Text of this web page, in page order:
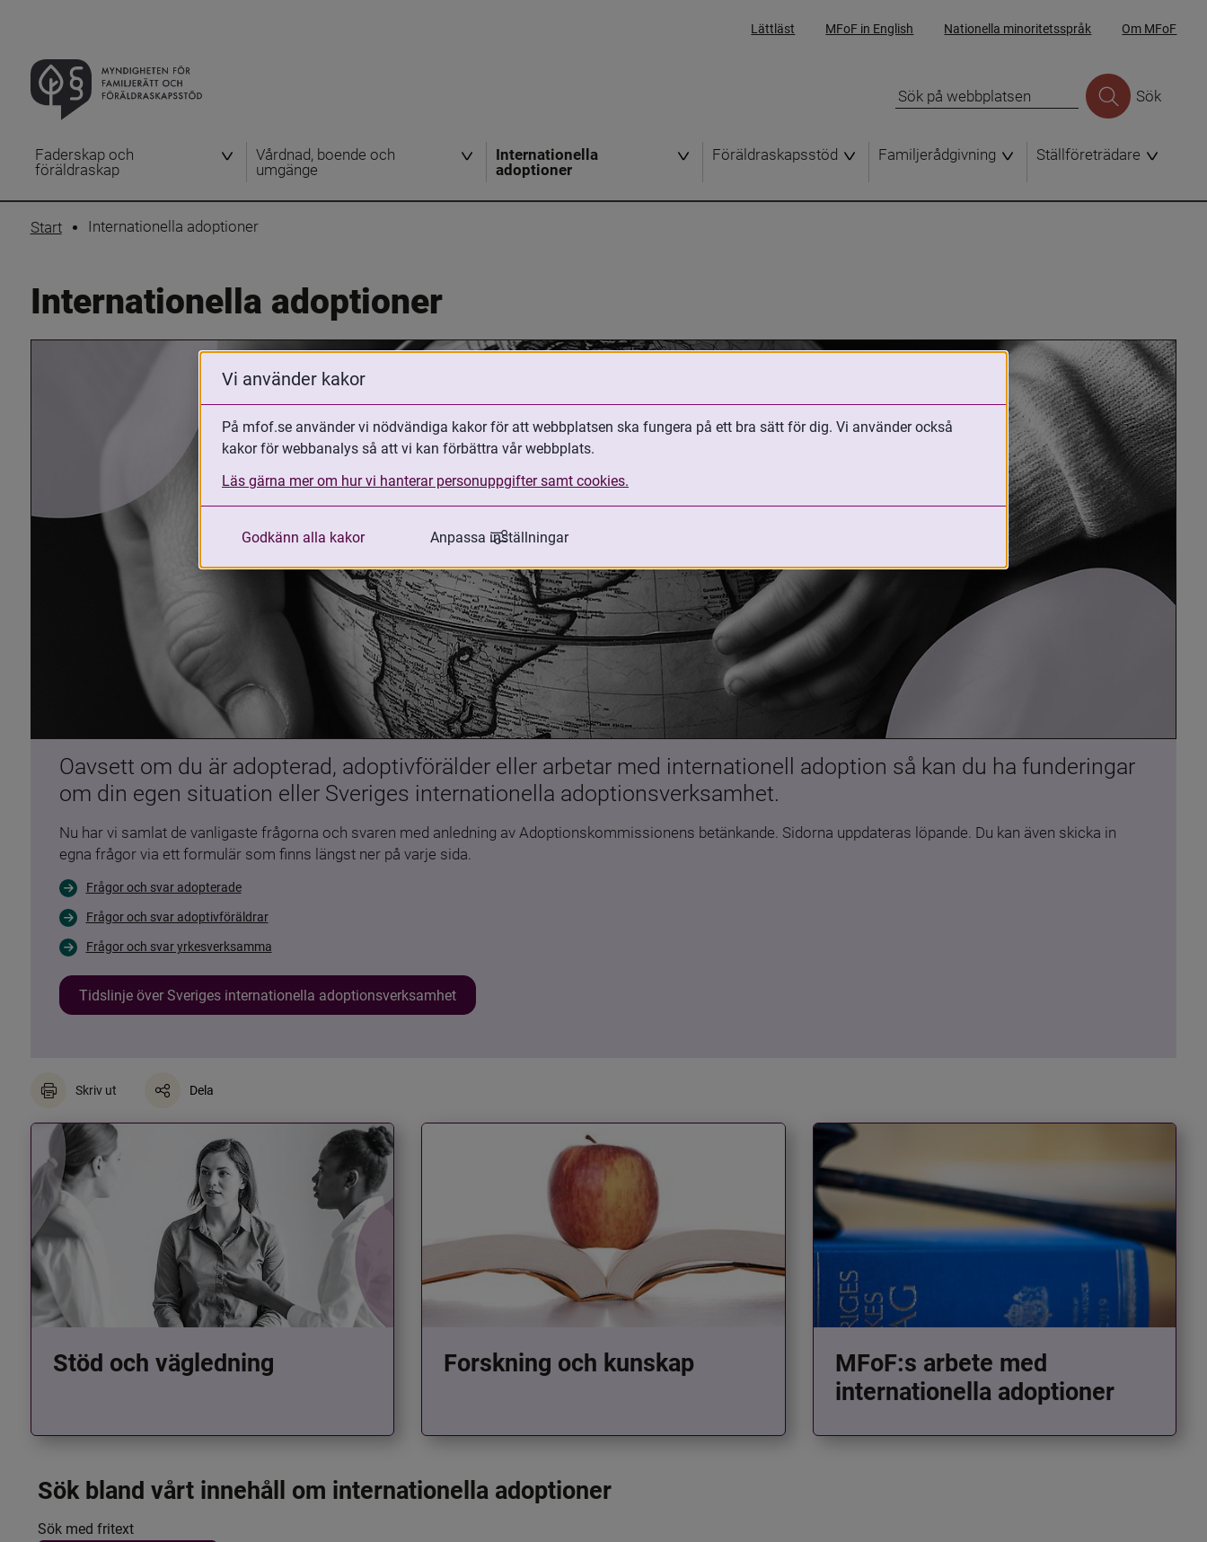
Lättläst MFoF in English Nationella minoritetsspråk Om MFoF
Sök
Faderskap och
föräldraskap
Vårdnad, boende och
umgänge
Internationella
adoptioner
Föräldraskapsstöd Familjerådgivning Ställföreträdare
Start Internationella adoptioner
Internationella adoptioner
Oavsett om du är adopterad, adoptivförälder eller arbetar med internationell adoption så kan du ha funderingar
om din egen situation eller Sveriges internationella adoptionsverksamhet.
Nu har vi samlat de vanligaste frågorna och svaren med anledning av Adoptionskommissionens betänkande. Sidorna uppdateras löpande. Du kan även skicka in
egna frågor via ett formulär som finns längst ner på varje sida.
Frågor och svar adopterade
Frågor och svar adoptivföräldrar
Frågor och svar yrkesverksamma
Tidslinje över Sveriges internationella adoptionsverksamhet
Skriv ut Dela
Stöd och vägledning Forskning och kunskap
MFoF:s arbete med
internationella adoptioner
Sök bland vårt innehåll om internationella adoptioner
Filtrera resultatet
Det här formuläret postas automatiskt
Sök med fritext
Vi använder kakor
På mfof.se använder vi nödvändiga kakor för att webbplatsen ska fungera på ett bra sätt för dig. Vi använder också
kakor för webbanalys så att vi kan förbättra vår webbplats.
Läs gärna mer om hur vi hanterar personuppgifter samt cookies.
Godkänn alla kakor Anpassa inställningar